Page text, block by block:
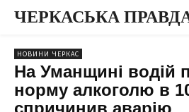
ЧЕРКАСЬКА
НОВИНИ ЧЕРКАС
На Уманщині водій
норму алкоголю в
спричинив аварію